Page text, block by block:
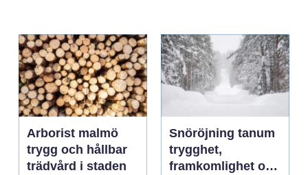
Arborist malmö
trygg och hållbar
trädvård i staden
Snöröjning tanum
trygghet,
framkomlighet och